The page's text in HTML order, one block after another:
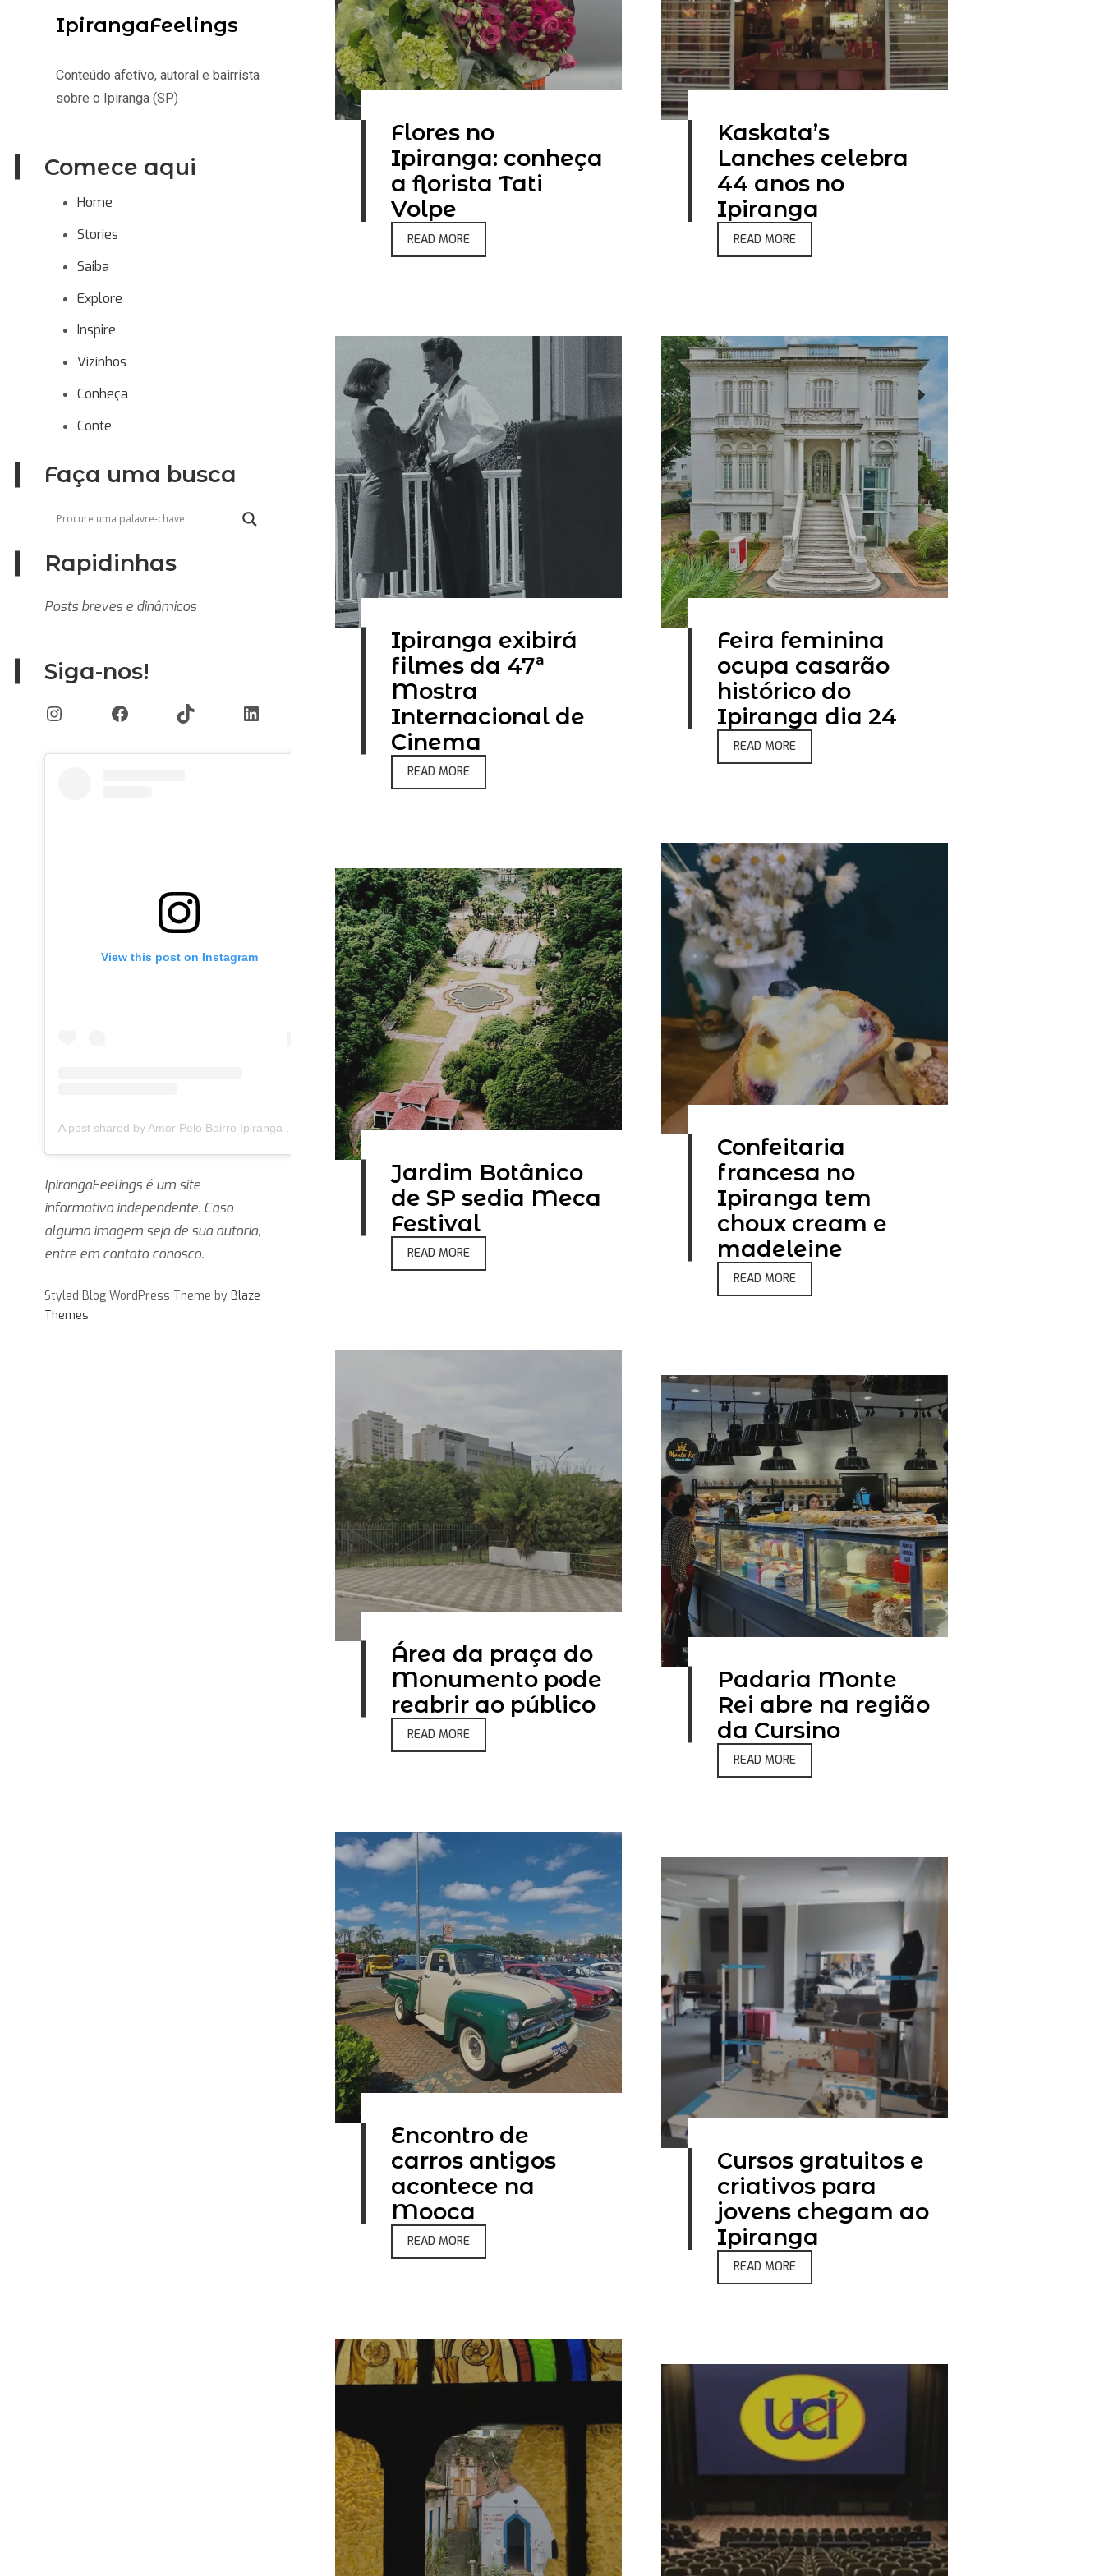
IpirangaFeelings
Conteúdo afetivo, autoral e bairrista
sobre o Ipiranga (SP)
Comece aqui
Home
Stories
Saiba
Explore
Inspire
Vizinhos
Conheça
Conte
Faça uma busca
Rapidinhas
Posts breves e dinâmicos
Siga-nos!
InstagramFacebookTikTok LinkedIn
View this post on Instagram
IpirangaFeelings é um site
informativo independente. Caso
alguma imagem seja de sua autoria,
entre em contato conosco.
Styled Blog WordPress Theme by Blaze
Themes
Flores no
Ipiranga: conheça
a florista Tati
Volpe
READ MORE
Kaskata’s
Lanches celebra
44 anos no
Ipiranga
READ MORE
Ipiranga exibirá
filmes da 47ª
Mostra
Internacional de
Cinema
READ MORE
Feira feminina
ocupa casarão
histórico do
Ipiranga dia 24
READ MORE
Confeitaria
francesa no
Ipiranga tem
choux cream e
madeleine
READ MORE
Jardim Botânico
de SP sedia Meca
Festival
READ MORE
Área da praça do
Monumento pode
reabrir ao público
READ MORE
Padaria Monte
Rei abre na região
da Cursino
READ MORE
Encontro de
carros antigos
acontece na
Mooca
READ MORE
Cursos gratuitos e
criativos para
jovens chegam ao
Ipiranga
READ MORE